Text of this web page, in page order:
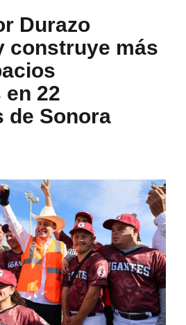
a mexicanos
por nuevo
de Lionel
sentirse una
Durazo
construye más
22
de Sonora